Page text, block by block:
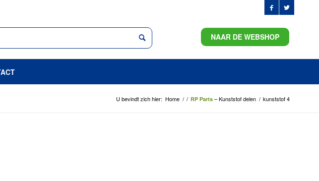
NAAR DE WEBSHOP
U bevindt zich hier: Home / / RP Parts – Kunststof delen / kunststof 4